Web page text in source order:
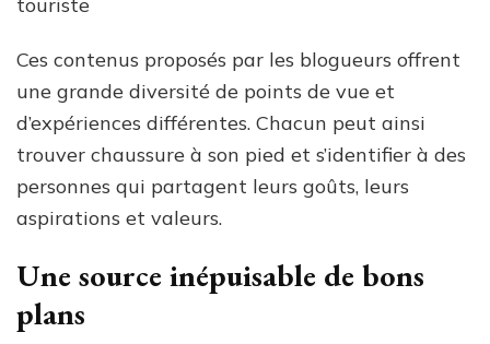
Ces contenus proposés par les blogueurs offrent
une grande diversité de points de vue et
d’expériences différentes. Chacun peut ainsi
trouver chaussure à son pied et s’identifier à des
personnes qui partagent leurs goûts, leurs
aspirations et valeurs.
Une source inépuisable de bons
plans